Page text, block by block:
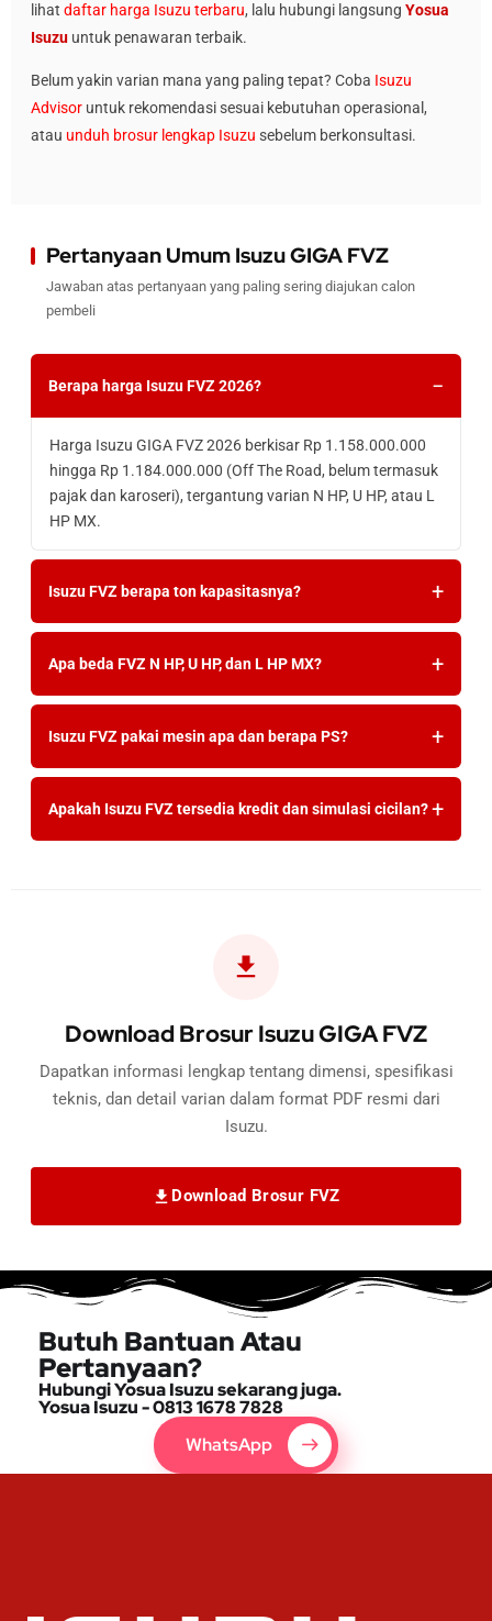
lihat daftar harga Isuzu terbaru, lalu hubungi langsung Yosua
Isuzu untuk penawaran terbaik.
Belum yakin varian mana yang paling tepat? Coba Isuzu
Advisor untuk rekomendasi sesuai kebutuhan operasional,
atau unduh brosur lengkap Isuzu sebelum berkonsultasi.
Pertanyaan Umum Isuzu GIGA FVZ
Jawaban atas pertanyaan yang paling sering diajukan calon
pembeli
Berapa harga Isuzu FVZ 2026?
Harga Isuzu GIGA FVZ 2026 berkisar Rp 1.158.000.000
hingga Rp 1.184.000.000 (Off The Road, belum termasuk
pajak dan karoseri), tergantung varian N HP, U HP, atau L
HP MX.
Isuzu FVZ berapa ton kapasitasnya?
Apa beda FVZ N HP, U HP, dan L HP MX?
Isuzu FVZ pakai mesin apa dan berapa PS?
Apakah Isuzu FVZ tersedia kredit dan simulasi cicilan?
Download Brosur Isuzu GIGA FVZ
Dapatkan informasi lengkap tentang dimensi, spesifikasi
teknis, dan detail varian dalam format PDF resmi dari
Isuzu.
Download Brosur FVZ
Butuh Bantuan Atau
Pertanyaan?
Hubungi Yosua Isuzu sekarang juga.
Yosua Isuzu - 0813 1678 7828
WhatsApp